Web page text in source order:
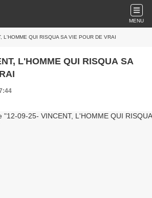
MENU
L'HOMME QUI RISQUA SA VIE POUR DE VRAI
L'HOMME QUI RISQUA SA